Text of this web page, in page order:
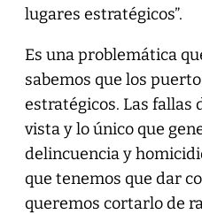
lugares estratégicos”.
Es una problemática
sabemos que los
estratégicos. Las fallas
vista y lo único que
delincuencia y
que tenemos que dar
queremos cortarlo de